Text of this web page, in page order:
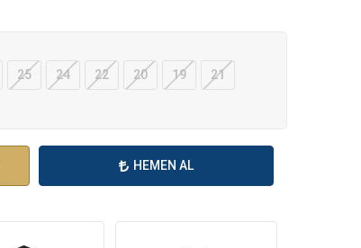
25 24 22 20 19 21
HEMEN AL